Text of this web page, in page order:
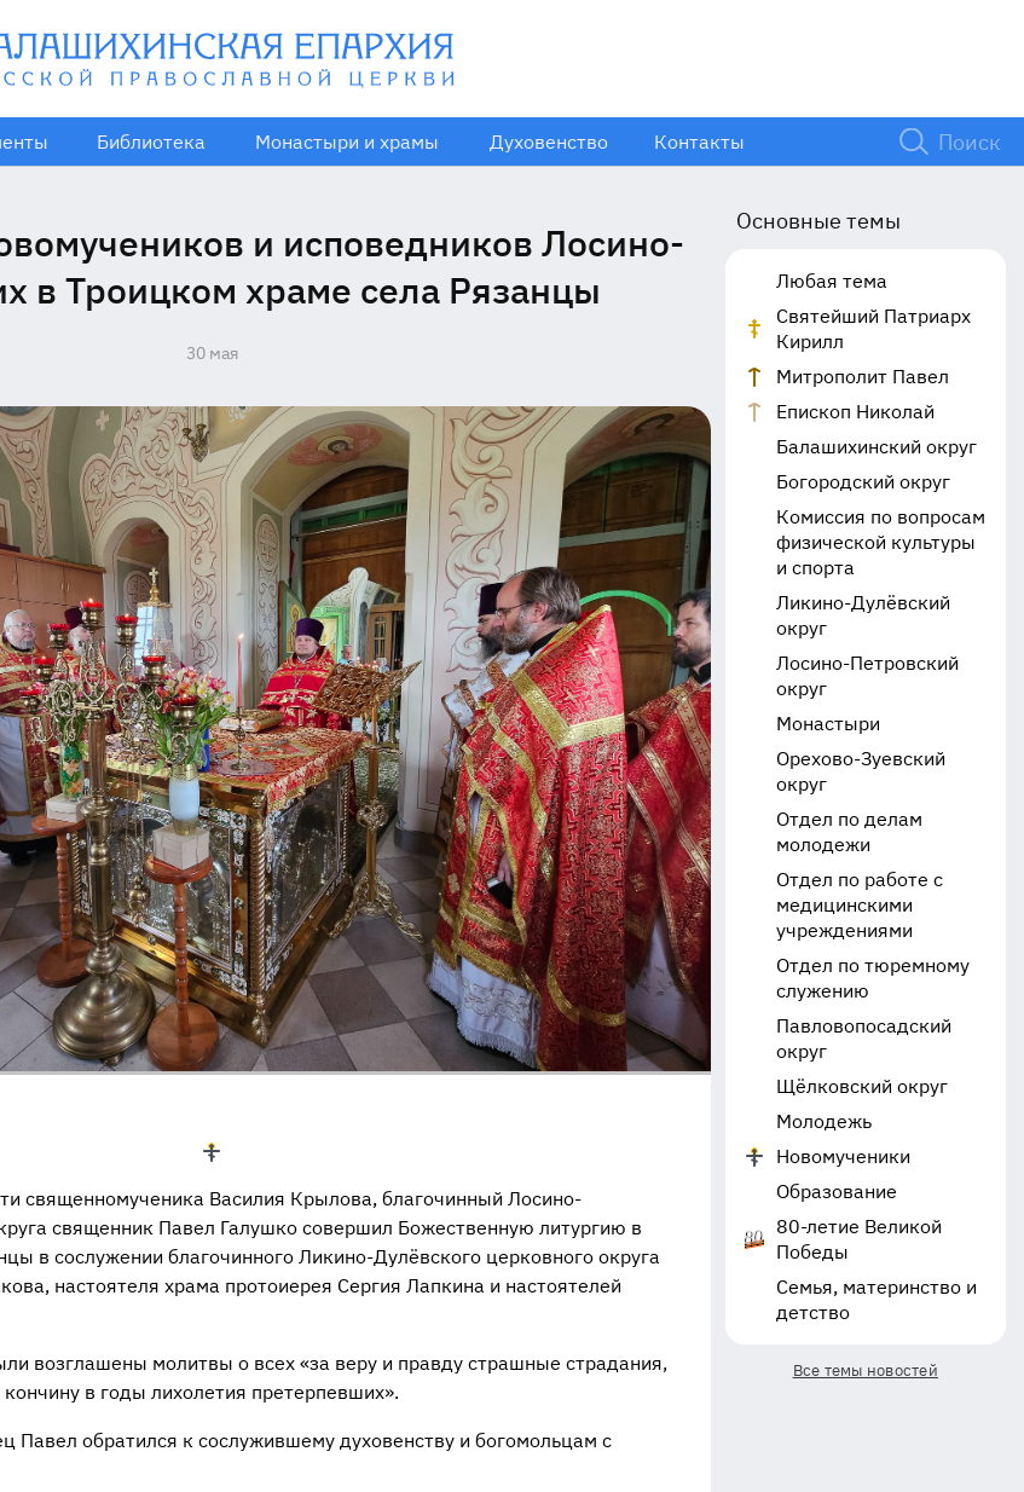
Библиотека Монастыри и храмы Духовенство Контакты
и исповедников Лосино-
в Троицком храме села Рязанцы
30 мая
священномученика Василия Крылова, благочинный Лосино-
священник Павел Галушко совершил Божественную литургию в
в сослужении благочинного Ликино-Дулёвского церковного округа
настоятеля храма протоиерея Сергия Лапкина и настоятелей
возглашены молитвы о всех «за веру и правду страшные страдания,
в годы лихолетия претерпевших».
Павел обратился к сослужившему духовенству и богомольцам с
Основные темы
Любая тема
Святейший Патриарх
Кирилл
Митрополит Павел
Епископ Николай
Балашихинский округ
Богородский округ
Комиссия по вопросам
физической культуры
и спорта
Ликино-Дулёвский
округ
Лосино-Петровский
округ
Монастыри
Орехово-Зуевский
округ
Отдел по делам
молодежи
Отдел по работе с
медицинскими
учреждениями
Отдел по тюремному
служению
Павловопосадский
округ
Щёлковский округ
Молодежь
Новомученики
Образование
80-летие Великой
Победы
Семья, материнство и
детство
Все темы новостей